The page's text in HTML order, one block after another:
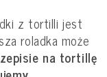
z tortilli jest
roladka może
na tortillę